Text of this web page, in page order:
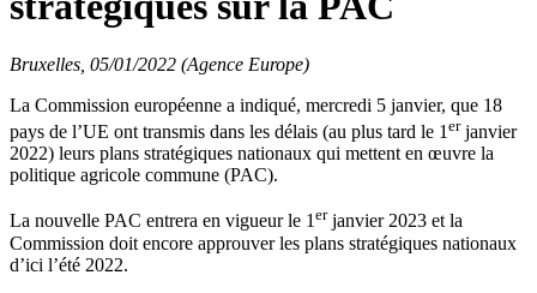
Bruxelles, 05/01/2022 (Agence Europe)
La Commission européenne a indiqué, mercredi 5 janvier, que 18
pays de l’UE ont transmis dans les délais (au plus tard le 1 erjanvier
2022) leurs plans stratégiques nationaux qui mettent en œuvre la
politique agricole commune (PAC).
La nouvelle PAC entrera en vigueur le 1erjanvier 2023 et la
Commission doit encore approuver les plans stratégiques nationaux
d’ici l’été 2022.